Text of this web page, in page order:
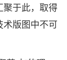
聚于此，取得
版图中不可